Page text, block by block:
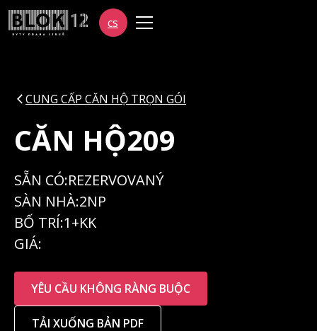
cs
CUNG CẤP CĂN HỘ TRỌN GÓI
CĂN HỘ209
SẴN CÓ:REZERVOVANÝ
SÀN NHÀ:2NP
BỐ TRÍ:1+KK
GIÁ:
YÊU CẦU KHÔNG RÀNG BUỘC
TẢI XUỐNG BẢN PDF